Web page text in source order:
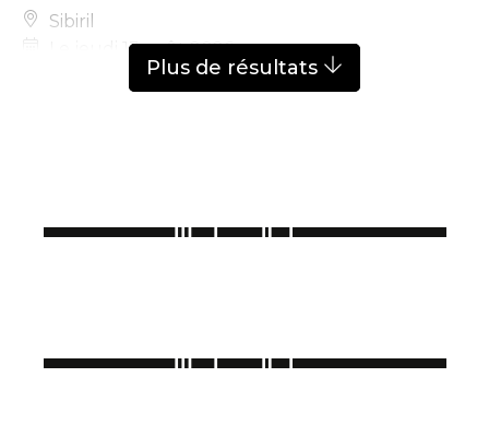
Sibiril
Le jeudi 13 août 2026
Plus de résultats